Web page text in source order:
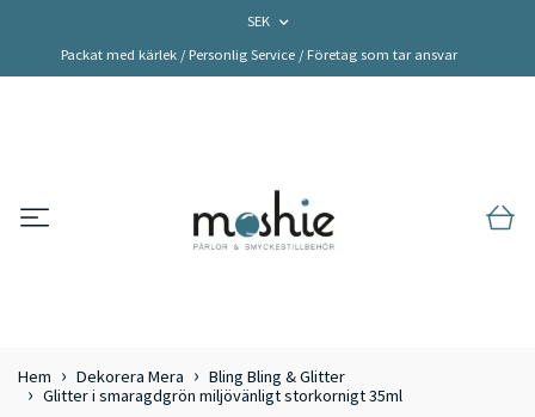
SEK
Packat med kärlek / Personlig Service / Företag som tar ansvar
Hem Dekorera Mera
Bling Bling & Glitter
Glitter i smaragdgrön miljövänligt storkornigt 35ml